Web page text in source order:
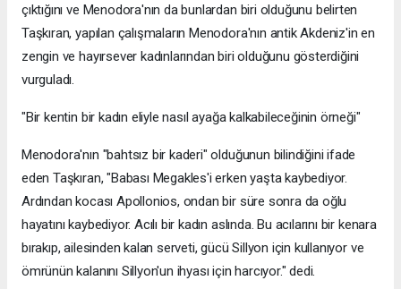
çıktığını ve Menodora'nın da bunlardan biri olduğunu belirten
Taşkıran, yapılan çalışmaların Menodora'nın antik Akdeniz'in en
zengin ve hayırsever kadınlarından biri olduğunu gösterdiğini
vurguladı.
"Bir kentin bir kadın eliyle nasıl ayağa kalkabileceğinin örneği"
Menodora'nın "bahtsız bir kaderi" olduğunun bilindiğini ifade
eden Taşkıran, "Babası Megakles'i erken yaşta kaybediyor.
Ardından kocası Apollonios, ondan bir süre sonra da oğlu
hayatını kaybediyor. Acılı bir kadın aslında. Bu acılarını bir kenara
bırakıp, ailesinden kalan serveti, gücü Sillyon için kullanıyor ve
ömrünün kalanını Sillyon'un ihyası için harcıyor." dedi.